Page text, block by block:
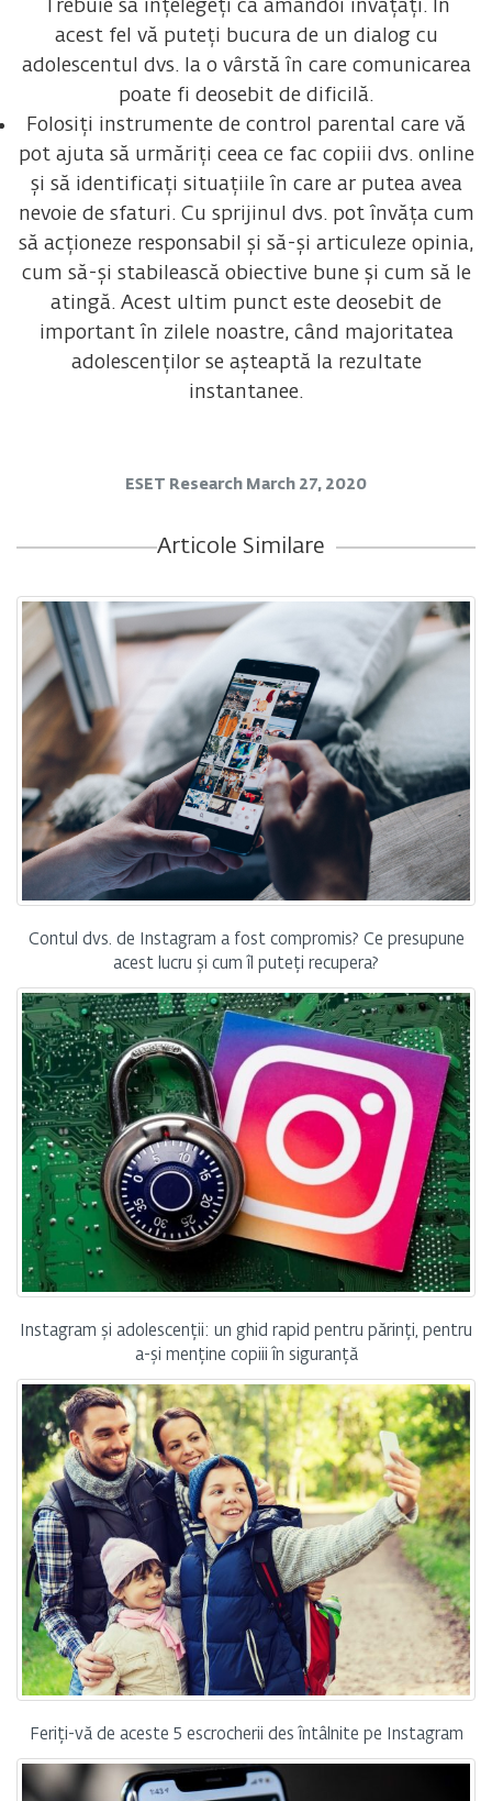
Trebuie să înțelegeți că amândoi învățați. În
acest fel vă puteți bucura de un dialog cu
adolescentul dvs. la o vârstă în care comunicarea
poate fi deosebit de dificilă.
Folosiți instrumente de control parental care vă
pot ajuta să urmăriți ceea ce fac copiii dvs. online
și să identificați situațiile în care ar putea avea
nevoie de sfaturi. Cu sprijinul dvs. pot învăța cum
să acționeze responsabil și să-și articuleze opinia,
cum să-și stabilească obiective bune și cum să le
atingă. Acest ultim punct este deosebit de
important în zilele noastre, când majoritatea
adolescenților se așteaptă la rezultate
instantanee.
ESET Research March 27, 2020
Articole Similare
Contul dvs. de Instagram a fost compromis? Ce presupune
acest lucru și cum îl puteți recupera?
Instagram și adolescenții: un ghid rapid pentru părinți, pentru
a-și menține copiii în siguranță
Feriți-vă de aceste 5 escrocherii des întâlnite pe Instagram